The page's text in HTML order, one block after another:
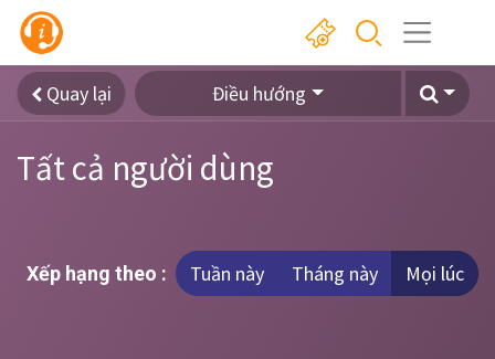
Quay lại Điều hướng
Tất cả người dùng
Xếp hạng theo : Tuần này Tháng này Mọi lúc